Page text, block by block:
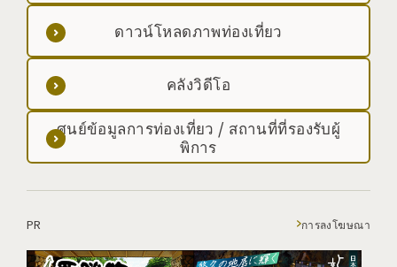
ดาวน์โหลดภาพท่องเที่ยว
คลังวิดีโอ
ศูนย์ข้อมูลการท่องเที่ยว / สถานที่ที่รองรับผู้
พิการ
PR การลงโฆษณา